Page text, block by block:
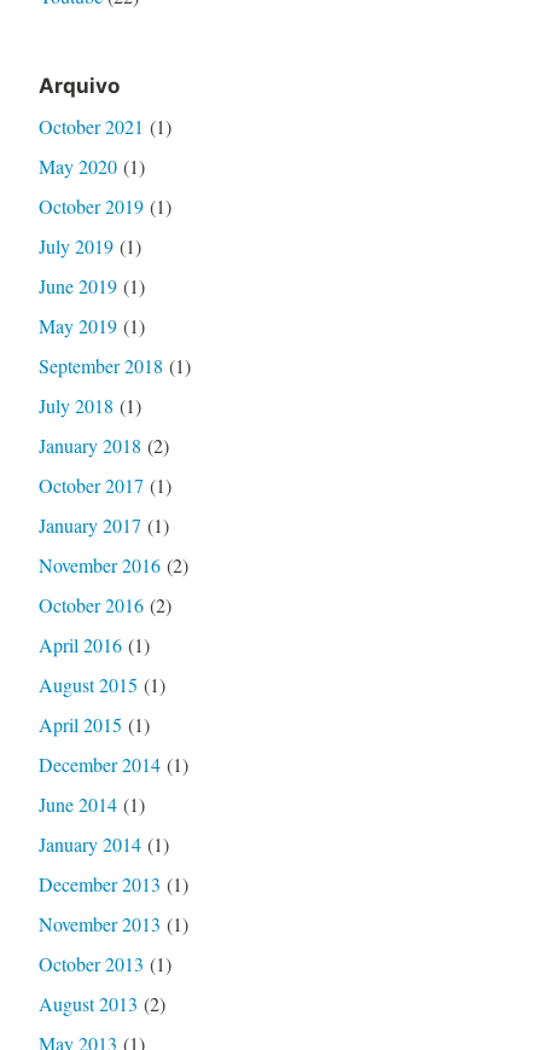
Arquivo
October 2021 (1)
May 2020(1)
October 2019(1)
July 2019(1)
June 2019(1)
May 2019(1)
September 2018 (1)
July 2018 (1)
January 2018 (2)
October 2017 (1)
January 2017 (1)
November 2016(2)
October 2016(2)
April 2016(1)
August 2015 (1)
April 2015 (1)
December 2014(1)
June 2014(1)
January 2014(1)
December 2013 (1)
November 2013 (1)
October 2013 (1)
August 2013 (2)
May 2013 (1)